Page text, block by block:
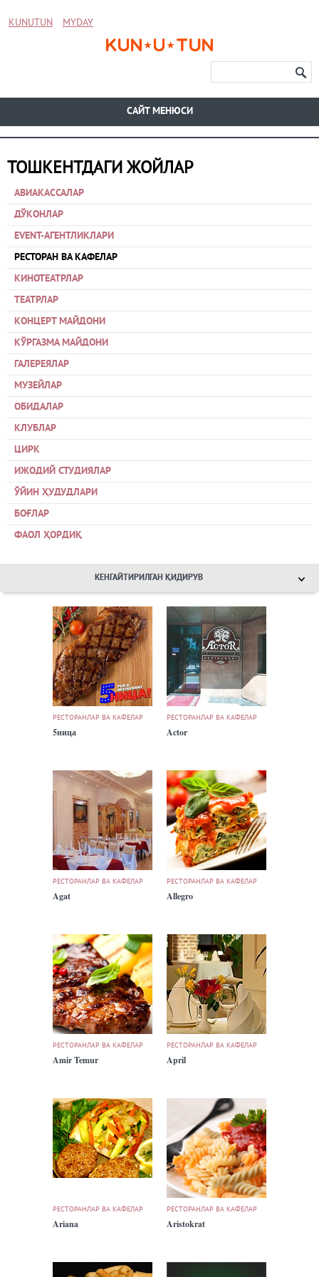
KUNUTUN MYDAY
CАЙТ МЕНЮСИ
ТОШКЕНТДАГИ ЖОЙЛАР
АВИАКАССАЛАР
ДЎКОНЛАР
EVENT-АГЕНТЛИКЛАРИ
РЕСТОРАН ВА КАФЕЛАР
КИНОТЕАТРЛАР
ТЕАТРЛАР
КОНЦЕРТ МАЙДОНИ
КЎРГАЗМА МАЙДОНИ
ГАЛЕРЕЯЛАР
МУЗЕЙЛАР
ОБИДАЛАР
КЛУБЛАР
ЦИРК
ИЖОДИЙ СТУДИЯЛАР
ЎЙИН ҲУДУДЛАРИ
БОҒЛАР
ФАОЛ ҲОРДИҚ
КЕНГАЙТИРИЛГАН ҚИДИРУВ
РЕСТОРАНЛАР ВА КАФЕЛАР
5ница
РЕСТОРАНЛАР ВА КАФЕЛАР
Actor
РЕСТОРАНЛАР ВА КАФЕЛАР
Agat
РЕСТОРАНЛАР ВА КАФЕЛАР
Allegro
РЕСТОРАНЛАР ВА КАФЕЛАР
Amir Temur
РЕСТОРАНЛАР ВА КАФЕЛАР
April
РЕСТОРАНЛАР ВА КАФЕЛАР
Ariana
РЕСТОРАНЛАР ВА КАФЕЛАР
Aristokrat